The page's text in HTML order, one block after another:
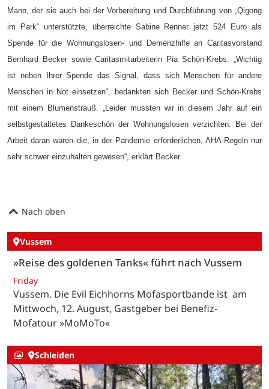
Mann, der sie auch bei der Vorbereitung und Durchführung von „Qigong
im Park“ unterstützte, überreichte Sabine Renner jetzt 524 Euro als
Spende für die Wohnungslosen- und Demenzhilfe an Caritasvorstand
Bernhard Becker sowie Caritasmitarbeiterin Pia Schön-Krebs.
„Wichtig
ist neben Ihrer Spende das Signal, dass sich Menschen für andere
Menschen in Not einsetzen“, bedankten sich Becker und Schön-Krebs
mit einem Blumenstrauß. „Leider mussten wir in diesem Jahr auf ein
selbstgestaltetes Dankeschön der Wohnungslosen verzichten. Bei der
Arbeit daran wären die, in der Pandemie erforderlichen, AHA-Regeln nur
sehr schwer einzuhalten gewesen“, erklärt Becker.
Nach oben
Vussem
»Reise des goldenen Tanks« führt nach Vussem
Friday
Vussem. Die Evil Eichhorns Mofasportbande ist am
Mittwoch, 12. August, Gastgeber bei Benefiz-
Mofatour »MoMoTo«
Schleiden